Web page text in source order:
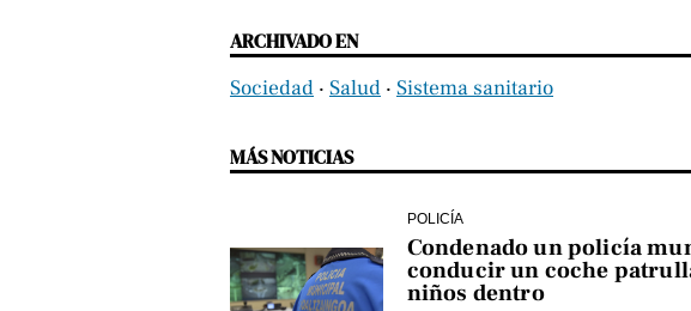
ARCHIVADO EN
Sociedad ‧ Salud ‧ Sistema sanitario
MÁS NOTICIAS
POLICÍA
Condenado un policía
conducir un coche
niños dentro